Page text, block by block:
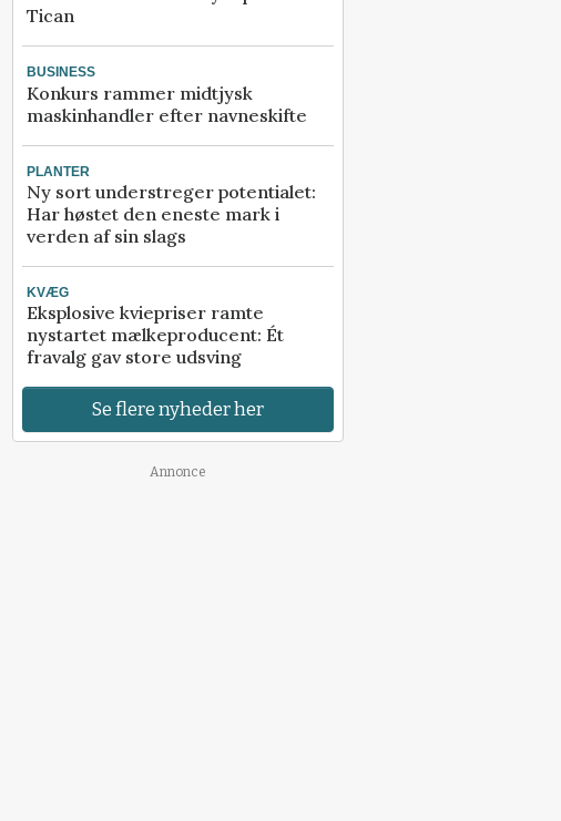
Tican
BUSINESS
Konkurs rammer midtjysk
maskinhandler efter navneskifte
PLANTER
Ny sort understreger potentialet:
Har høstet den eneste mark i
verden af sin slags
KVÆG
Eksplosive kviepriser ramte
nystartet mælkeproducent: Ét
fravalg gav store udsving
Se flere nyheder her
Annonce